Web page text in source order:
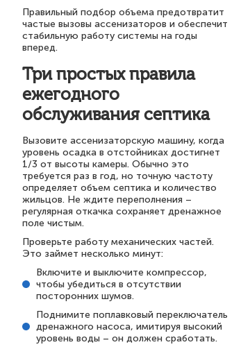
Правильный подбор объема предотвратит
частые вызовы ассенизаторов и обеспечит
стабильную работу системы на годы
вперед.
Три простых правила
ежегодного
обслуживания септика
Вызовите ассенизаторскую машину, когда
уровень осадка в отстойниках достигнет
1/3 от высоты камеры. Обычно это
требуется раз в год, но точную частоту
определяет объем септика и количество
жильцов. Не ждите переполнения –
регулярная откачка сохраняет дренажное
поле чистым.
Проверьте работу механических частей.
Это займет несколько минут:
Включите и выключите компрессор,
чтобы убедиться в отсутствии
посторонних шумов.
Поднимите поплавковый переключатель
дренажного насоса, имитируя высокий
уровень воды – он должен сработать.